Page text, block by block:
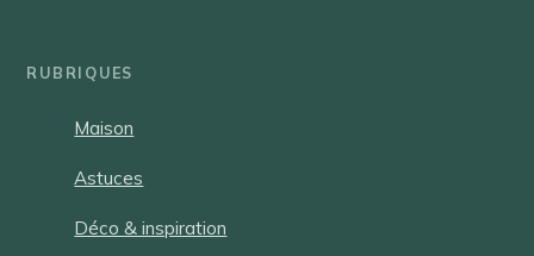
RUBRIQUES
Maison
Astuces
Déco & inspiration